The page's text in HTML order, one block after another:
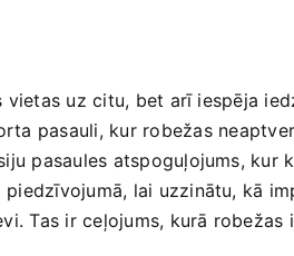
uz citu, bet arī iespēja
pasauli, kur robežas
pasaules atspoguļojums,
lai uzzinātu, kā
‍Tas ir ceļojums, kurā